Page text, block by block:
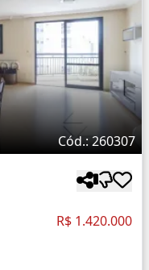
Cód.: 260307
R$ 1.420.000